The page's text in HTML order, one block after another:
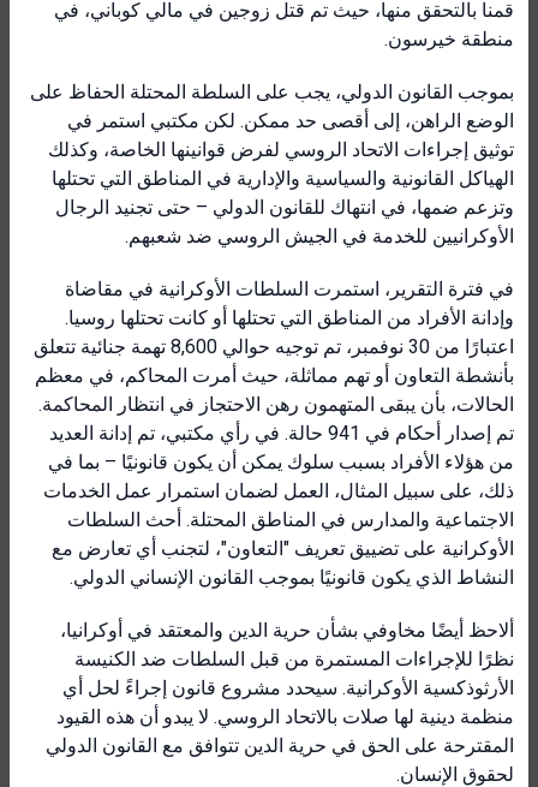
قمنا بالتحقق منها، حيث تم قتل زوجين في مالي كوباني، في
منطقة خيرسون.
بموجب القانون الدولي، يجب على السلطة المحتلة الحفاظ على
الوضع الراهن، إلى أقصى حد ممكن. لكن مكتبي استمر في
توثيق إجراءات الاتحاد الروسي لفرض قوانينها الخاصة، وكذلك
الهياكل القانونية والسياسية والإدارية في المناطق التي تحتلها
وتزعم ضمها، في انتهاك للقانون الدولي – حتى تجنيد الرجال
الأوكرانيين للخدمة في الجيش الروسي ضد شعبهم.
في فترة التقرير، استمرت السلطات الأوكرانية في مقاضاة
وإدانة الأفراد من المناطق التي تحتلها أو كانت تحتلها روسيا.
اعتبارًا من 30 نوفمبر، تم توجيه حوالي 8,600 تهمة جنائية تتعلق
بأنشطة التعاون أو تهم مماثلة، حيث أمرت المحاكم، في معظم
الحالات، بأن يبقى المتهمون رهن الاحتجاز في انتظار المحاكمة.
تم إصدار أحكام في 941 حالة. في رأي مكتبي، تم إدانة العديد
من هؤلاء الأفراد بسبب سلوك يمكن أن يكون قانونيًا – بما في
ذلك، على سبيل المثال، العمل لضمان استمرار عمل الخدمات
الاجتماعية والمدارس في المناطق المحتلة. أحث السلطات
الأوكرانية على تضييق تعريف "التعاون"، لتجنب أي تعارض مع
النشاط الذي يكون قانونيًا بموجب القانون الإنساني الدولي.
ألاحظ أيضًا مخاوفي بشأن حرية الدين والمعتقد في أوكرانيا،
نظرًا للإجراءات المستمرة من قبل السلطات ضد الكنيسة
الأرثوذكسية الأوكرانية. سيحدد مشروع قانون إجراءً لحل أي
منظمة دينية لها صلات بالاتحاد الروسي. لا يبدو أن هذه القيود
المقترحة على الحق في حرية الدين تتوافق مع القانون الدولي
لحقوق الإنسان.